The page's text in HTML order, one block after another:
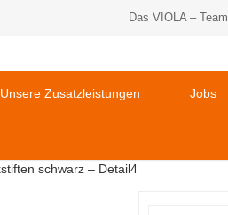
Das VIOLA – Team
Unsere Zusatzleistungen Jobs
schwarz – Detail4